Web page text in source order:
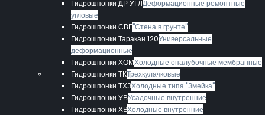
Гидрошпонки ДР УГЛДеформационные ремонтные
угловые
Гидрошпонки СВГ"Стена в грунте"
Гидрошпонки Таракан 120Универсальные
деформационные
Гидрошпонки ХОМХолодные опалубочные мембранные
Гидрошпонки ТКТрехкулачковые
Гидрошпонки ТХЗХолодные типа "Змейка"
Гидрошпонки УВУсадочные внутренние
Гидрошпонки ХВХолодные внутренние